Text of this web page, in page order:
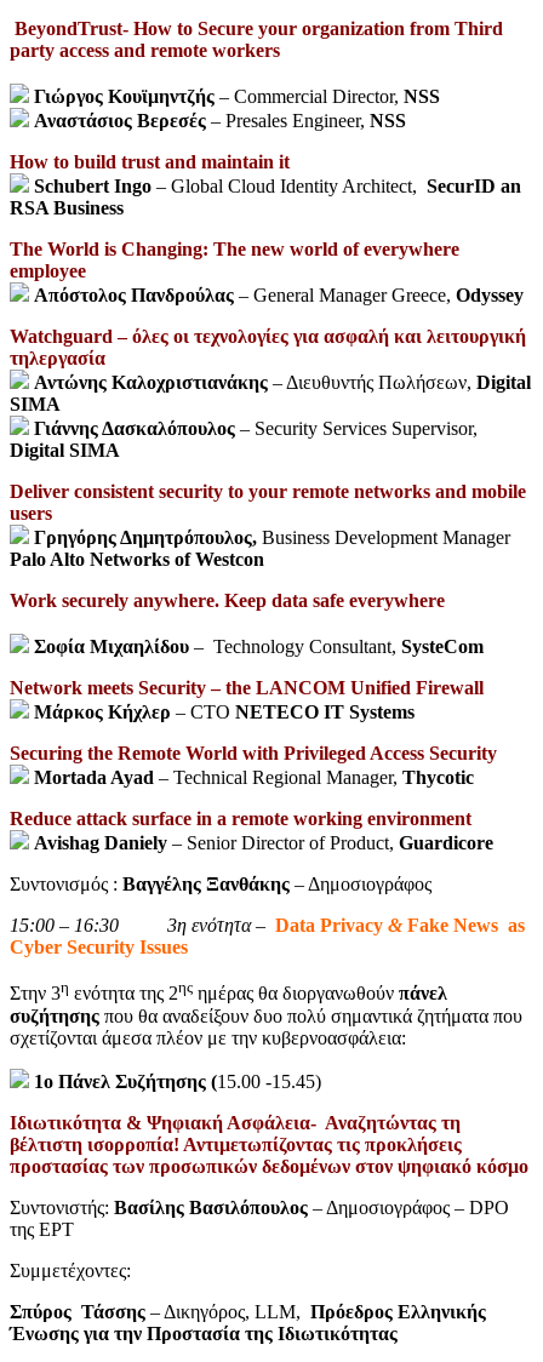
BeyondTrust- How to Secure your organization from Third
party access and remote workers
Γιώργος Κουϊμηντζής – Commercial Director, NSS
Αναστάσιος Βερεσές – Presales Engineer, NSS
How to build trust and maintain it
Schubert Ingo – Global Cloud Identity Architect, SecurID an
RSA Business
Τhe World is Changing: The new world of everywhere
employee
Απόστολος Πανδρούλας – General Manager Greece, Odyssey
Watchguard – όλες οι τεχνολογίες για ασφαλή και λειτουργική
τηλεργασία
Αντώνης Καλοχριστιανάκης – Διευθυντής Πωλήσεων, Digital
SIMA
Γιάννης Δασκαλόπουλος – Security Services Supervisor,
Digital SIMA
Deliver consistent security to your remote networks and mobile
users
Γρηγόρης Δημητρόπουλος, Business Development Manager
Palo Alto Networks of Westcon
Work securely anywhere. Keep data safe everywhere
Σοφία Μιχαηλίδου – Technology Consultant, SysteCom
Network meets Security – the LANCOM Unified Firewall
Μάρκος Κήχλερ – CTO NETECO IT Systems
Securing the Remote World with Privileged Access Security
Mortada Ayad – Technical Regional Manager, Thycotic
Reduce attack surface in a remote working environment
Avishag Daniely – Senior Director of Product, Guardicore
Συντονισμός : Βαγγέλης Ξανθάκης – Δημοσιογράφος
15:00 – 16:30 3η ενότητα – Data Privacy &Fake News as
Cyber Security Issues
Στην 3η ενότητα της 2ης ημέρας θα διοργανωθούν πάνελ
συζήτησης που θα αναδείξουν δυο πολύ σημαντικά ζητήματα που
σχετίζονται άμεσα πλέον με την κυβερνοασφάλεια:
1ο Πάνελ Συζήτησης (15.00 -15.45)
Ιδιωτικότητα & Ψηφιακή Ασφάλεια- Αναζητώντας τη
βέλτιστη ισορροπία! Αντιμετωπίζοντας τις προκλήσεις
προστασίας των προσωπικών δεδομένων στον ψηφιακό κόσμο
Συντονιστής: Βασίλης Βασιλόπουλος – Δημοσιογράφος – DPO
της ΕΡΤ
Συμμετέχοντες:
Σπύρος Τάσσης – Δικηγόρος, LLM, Πρόεδρος Ελληνικής
Ένωσης για την Προστασία της Ιδιωτικότητας